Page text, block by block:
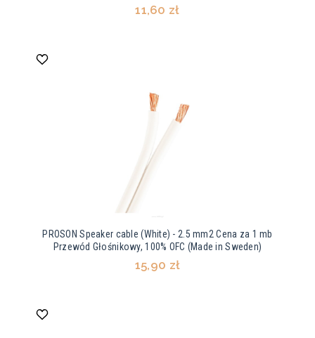
11,60 zł
PROSON Speaker cable (White) - 2.5 mm2 Cena za 1 mb
Przewód Głośnikowy, 100% OFC (Made in Sweden)
15,90 zł